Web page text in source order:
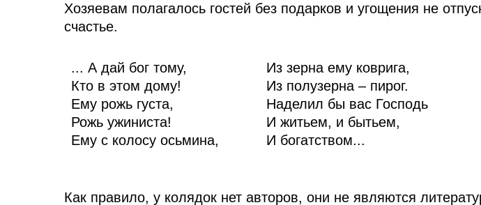
Хозяевам полагалось гостей без подарков и угощения не
счастье.
Как правило, у колядок нет авторов, они не являются
... А дай бог тому,
Кто в этом дому!
Ему рожь густа,
Рожь ужиниста!
Ему с колосу осьмина,
Из зерна ему коврига,
Из полузерна – пирог.
Наделил бы вас Господь
И житьем, и бытьем,
И богатством...